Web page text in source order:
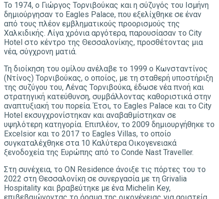
Το 1974, ο Γιώργος Τορνιβούκας και η σύζυγός του Ισμήνη
δημιούργησαν το Eagles Palace, που εξελίχθηκε σε έναν
από τους πλέον εμβληματικούς προορισμούς της
Χαλκιδικής. Λίγα χρόνια αργότερα, παρουσίασαν το City
Hotel στο κέντρο της Θεσσαλονίκης, προσθέτοντας μια
νέα, σύγχρονη ματιά.
Τη διοίκηση του ομίλου ανέλαβε το 1999 ο Κωνσταντίνος
(Ντίνος) Τορνιβούκας, ο οποίος, με τη σταθερή υποστήριξη
της συζύγου του, Λένας Τορνιβούκα, έδωσε νέα πνοή και
στρατηγική κατεύθυνση, συμβάλλοντας καθοριστικά στην
αναπτυξιακή του πορεία. Έτσι, το Eagles Palace και το City
Hotel εκσυγχρονίστηκαν και αναβαθμίστηκαν σε
υψηλότερη κατηγορία. Επιπλέον, το 2009 δημιουργήθηκε το
Excelsior και το 2017 το Eagles Villas, το οποίο
συγκαταλέχθηκε στα 10 Καλύτερα Οικογενειακά
ξενοδοχεία της Ευρώπης από το Conde Nast Traveller.
Στη συνέχεια, το ON Residence άνοιξε τις πόρτες του το
2022 στη Θεσσαλονίκη σε συνεργασία με τη Grivalia
Hospitality και βραβεύτηκε με ένα Michelin Key,